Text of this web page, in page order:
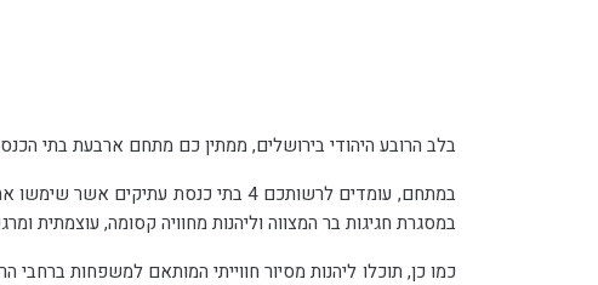
בלב הרובע היהודי בירושלים, ממתין כם מתחם ארבעת בתי
במסגרת חגיגות בר המצווה וליהנות מחוויה קסומה, עוצמתית ומרגשת המחברת את האירוע הפרטי שלכם למסורת רבת שנים ולהיסטוריה הארוכה של העם היהודי.